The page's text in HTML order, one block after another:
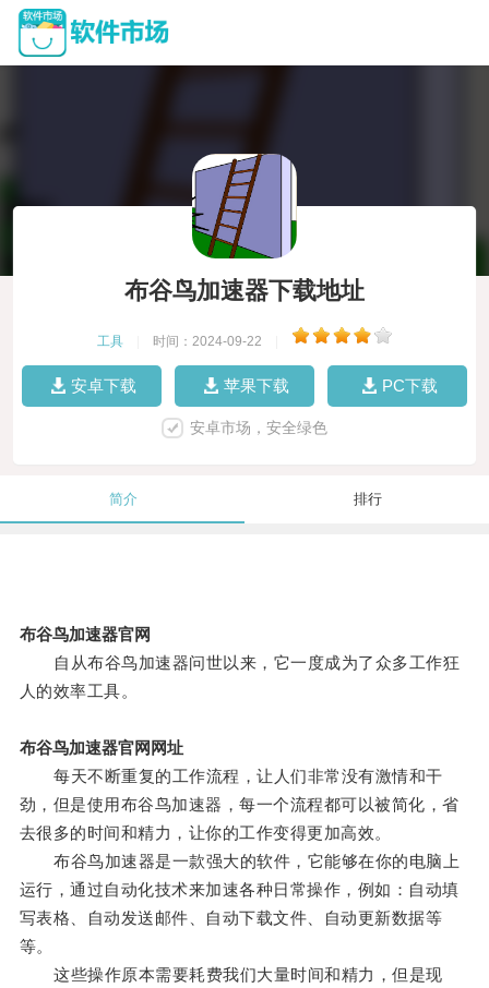
布谷鸟加速器下载地址
工具 时间：2024-09-22
安卓下载 苹果下载 PC下载
安卓市场，安全绿色
简介 排行
布谷鸟加速器官网
自从布谷鸟加速器问世以来，它一度成为了众多工作狂
人的效率工具。
布谷鸟加速器官网网址
每天不断重复的工作流程，让人们非常没有激情和干
劲，但是使用布谷鸟加速器，每一个流程都可以被简化，省
去很多的时间和精力，让你的工作变得更加高效。
布谷鸟加速器是一款强大的软件，它能够在你的电脑上
运行，通过自动化技术来加速各种日常操作，例如：自动填
写表格、自动发送邮件、自动下载文件、自动更新数据等
等。
这些操作原本需要耗费我们大量时间和精力，但是现